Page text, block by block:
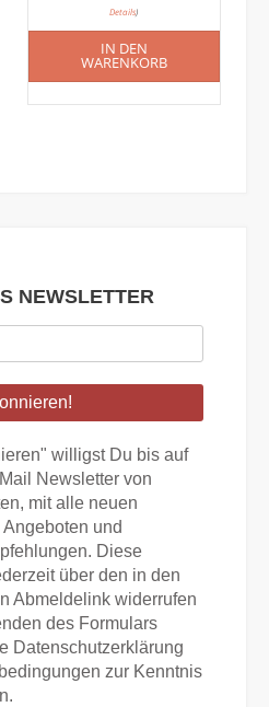
Details)
IN DEN
WARENKORB
NEWSLETTER
willigst Du bis auf
Newsletter von
mit alle neuen
und
Diese
über den in den
Abmeldelink widerrufen
des Formulars
Datenschutzerklärung
zur Kenntnis